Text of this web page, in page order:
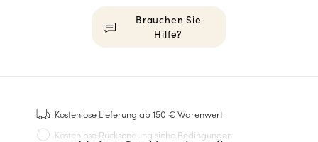
Brauchen Sie
Hilfe?
Sneakers
Goodyear genäht
Kostenlose Lieferung ab 150 € Warenwert
Kostenlose Rücksendung siehe Bedingungen